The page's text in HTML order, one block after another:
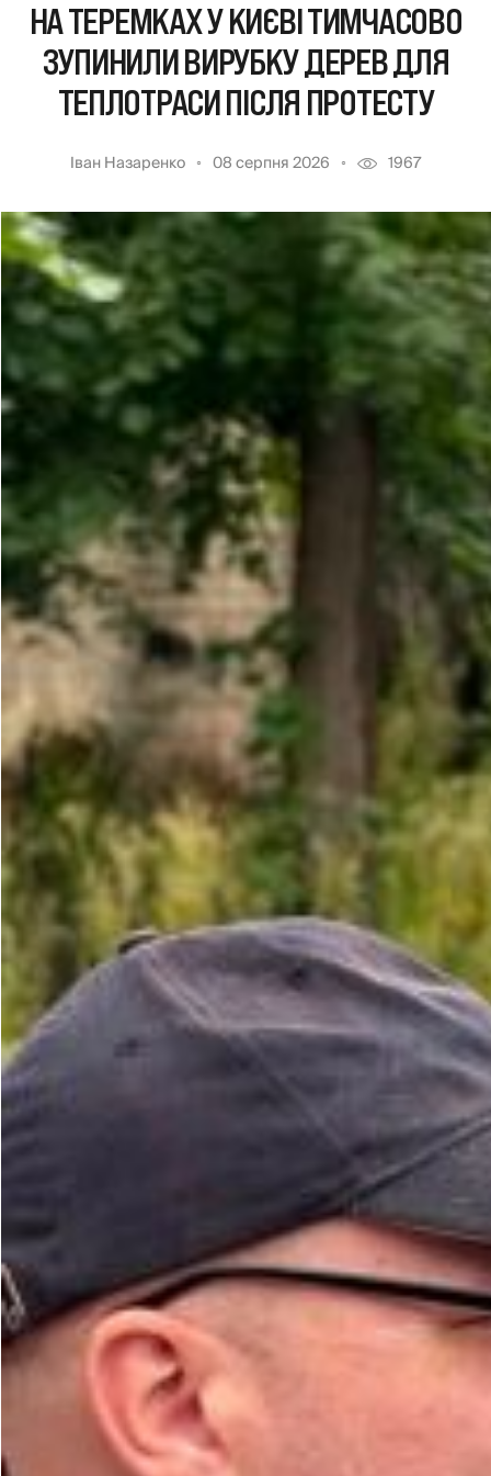
НА ТЕРЕМКАХ У КИЄВІ ТИМЧАСОВО
ЗУПИНИЛИ ВИРУБКУ ДЕРЕВ ДЛЯ
ТЕПЛОТРАСИ ПІСЛЯ ПРОТЕСТУ
Іван Назаренко 08 серпня 2026 1967